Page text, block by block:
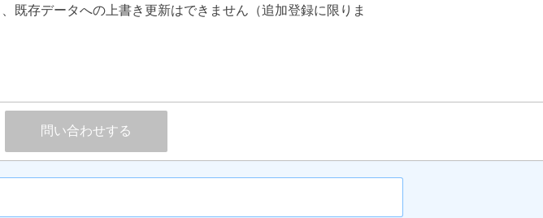
既存データへの上書き更新はできません（追加登録に限りま
問い合わせする